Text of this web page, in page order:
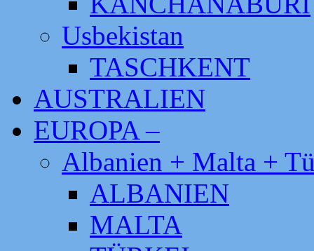
Usbekistan
TASCHKENT
AUSTRALIEN
EUROPA –
Albanien + Malta +
ALBANIEN
MALTA